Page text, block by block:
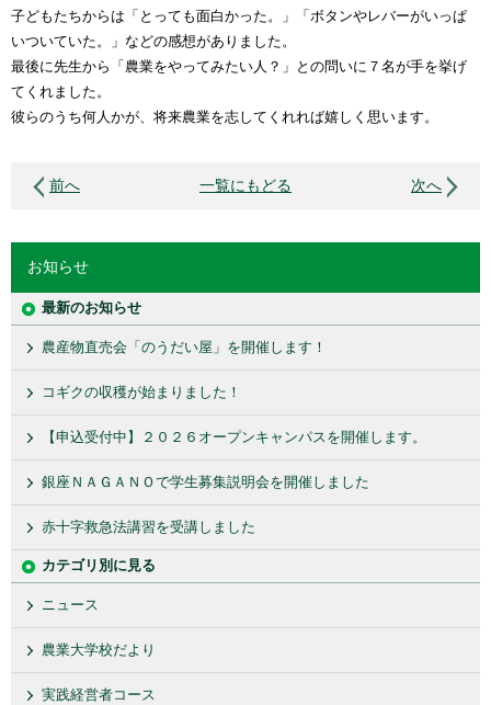
子どもたちからは「とっても面白かった。」「ボタンやレバーがいっぱ
いついていた。」などの感想がありました。
最後に先生から「農業をやってみたい人？」との問いに７名が手を挙げ
てくれました。
彼らのうち何人かが、将来農業を志してくれれば嬉しく思います。
前へ 一覧にもどる 次へ
お知らせ
最新のお知らせ
農産物直売会「のうだい屋」を開催します！
コギクの収穫が始まりました！
【申込受付中】２０２６オープンキャンパスを開催します。
銀座ＮＡＧＡＮＯで学生募集説明会を開催しました
赤十字救急法講習を受講しました
カテゴリ別に見る
ニュース
農業大学校だより
実践経営者コース